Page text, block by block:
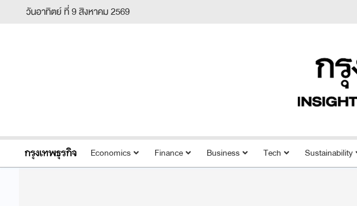
วันอาทิตย์ ที่ 9 สิงหาคม 2569
Economics Finance Business Tech Sustainability